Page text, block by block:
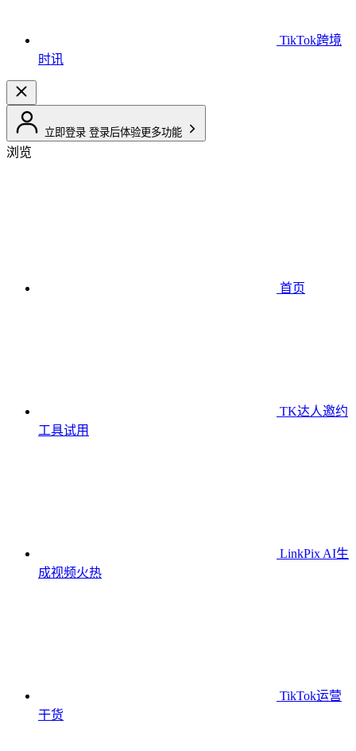
TikTok跨境
时讯
立即登录 登录后体验更多功能
浏览
首页
TK达人邀约
工具试用
LinkPix AI生
成视频火热
TikTok运营
干货